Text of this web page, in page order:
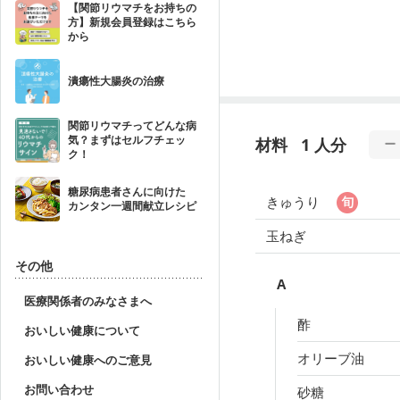
【関節リウマチをお持ちの
方】新規会員登録はこちら
から
潰瘍性大腸炎の治療
関節リウマチってどんな病
気？まずはセルフチェッ
ク！
糖尿病患者さんに向けた
カンタン一週間献立レシピ
その他
医療関係者のみなさまへ
おいしい健康について
おいしい健康へのご意見
お問い合わせ
材料 1 人分
きゅうり
玉ねぎ
A
酢
オリーブ油
砂糖